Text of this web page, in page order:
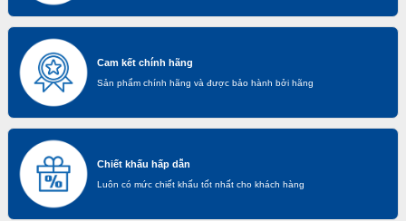
Cam kết chính hãng
Sản phẩm chính hãng và được bảo hành bởi hãng
Chiết khấu hấp dẫn
Luôn có mức chiết khấu tốt nhất cho khách hàng